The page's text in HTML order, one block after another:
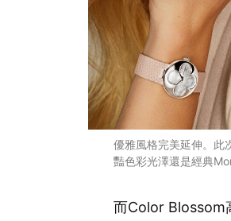
優雅風格完美延伸。此
豔色彩光澤還是經典
而Color Blossom